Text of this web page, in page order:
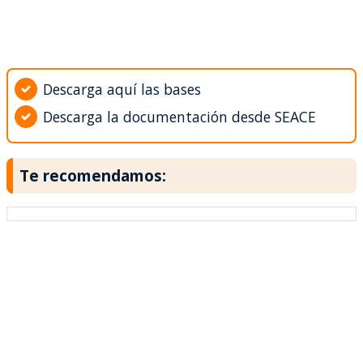
Descarga aquí las bases
Descarga la documentación desde SEACE
Te recomendamos: